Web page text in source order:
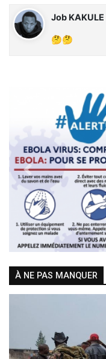
Job KAKULE
🤔🤔
Previous
À NE PAS MANQUER